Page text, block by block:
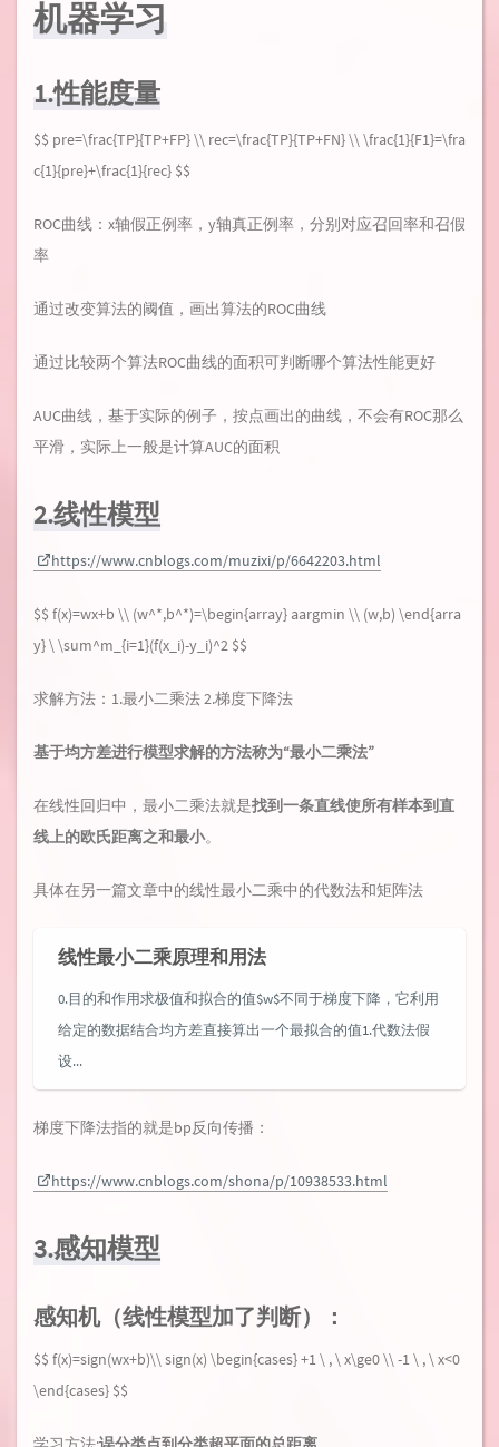
机器学习
1.性能度量
$$ pre=\frac{TP}{TP+FP} \\ rec=\frac{TP}{TP+FN} \\ \frac{1}{F1}=\fra
c{1}{pre}+\frac{1}{rec} $$
ROC曲线：x轴假正例率，y轴真正例率，分别对应召回率和召假
率
通过改变算法的阈值，画出算法的ROC曲线
通过比较两个算法ROC曲线的面积可判断哪个算法性能更好
AUC曲线，基于实际的例子，按点画出的曲线，不会有ROC那么
平滑，实际上一般是计算AUC的面积
2.线性模型
https://www.cnblogs.com/muzixi/p/6642203.html
$$ f(x)=wx+b \\ (w^*,b^*)=\begin{array} aargmin \\ (w,b) \end{arra
y} \ \sum^m_{i=1}(f(x_i)-y_i)^2 $$
求解方法：1.最小二乘法 2.梯度下降法
基于均方差进行模型求解的方法称为“最小二乘法”
在线性回归中，最小二乘法就是找到一条直线使所有样本到直
线上的欧氏距离之和最小。
具体在另一篇文章中的线性最小二乘中的代数法和矩阵法
线性最小二乘原理和用法
0.目的和作用求极值和拟合的值$w$不同于梯度下降，它利用
给定的数据结合均方差直接算出一个最拟合的值1.代数法假
设...
梯度下降法指的就是bp反向传播：
https://www.cnblogs.com/shona/p/10938533.html
3.感知模型
感知机（线性模型加了判断）：
$$ f(x)=sign(wx+b)\\ sign(x) \begin{cases} +1 \ , \ x\ge0 \\ -1 \ , \ x<0
\end{cases} $$